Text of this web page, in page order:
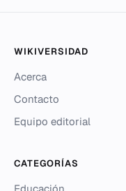
WIKIVERSIDAD
Acerca
Contacto
Equipo editorial
CATEGORÍAS